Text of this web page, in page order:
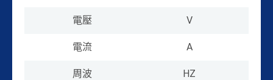
電壓 V
電流 A
周波 HZ